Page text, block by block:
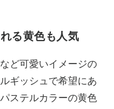
る黄色も人気
ど可愛いイメージの
ギッシュで希望にあ
ステルカラーの黄色